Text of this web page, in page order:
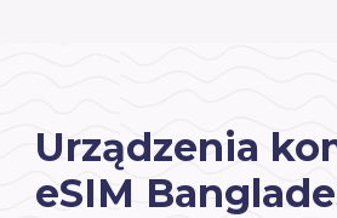
Urządzenia
eSIM